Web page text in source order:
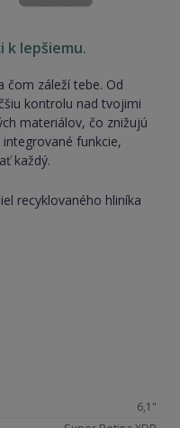
6,1"
k lepšiemu.
čom záleží tebe. Od
kontrolu nad tvojimi
materiálov, čo znižujú
funkcie,
každý.
recyklovaného hliníka